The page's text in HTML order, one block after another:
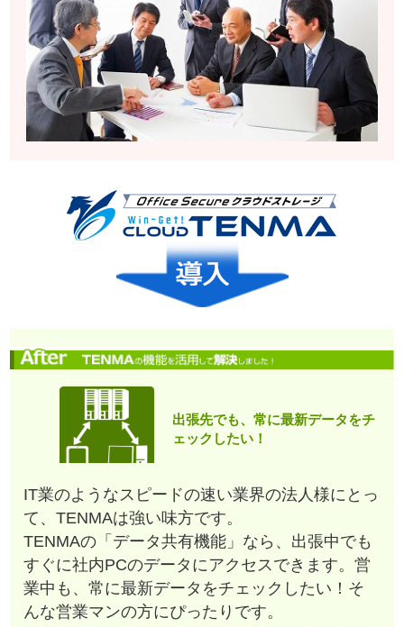
出張先でも、常に最新データをチ
ェックしたい！
IT業のようなスピードの速い業界の法人様にとっ
て、TENMAは強い味方です。
TENMAの「データ共有機能」なら、出張中でも
すぐに社内PCのデータにアクセスできます。営
業中も、常に最新データをチェックしたい！そ
んな営業マンの方にぴったりです。